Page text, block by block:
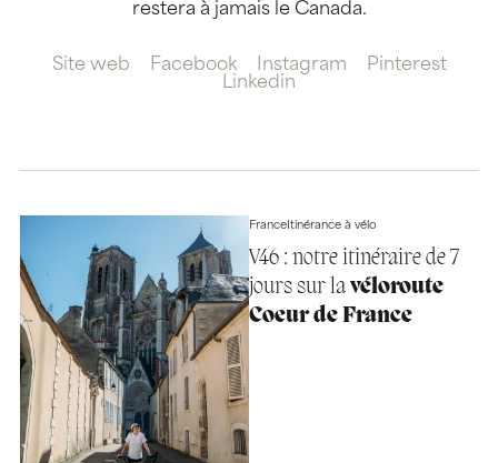
restera à jamais le Canada.
Site web Facebook Instagram
Pinterest
Linkedin
FranceItinérance à vélo
V46 : notre itinéraire de 7
jours sur lavéloroute
Coeur de France